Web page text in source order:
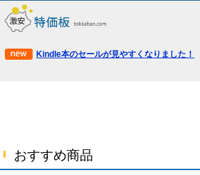
Kindle本のセールが見やすくなりました！
おすすめ商品